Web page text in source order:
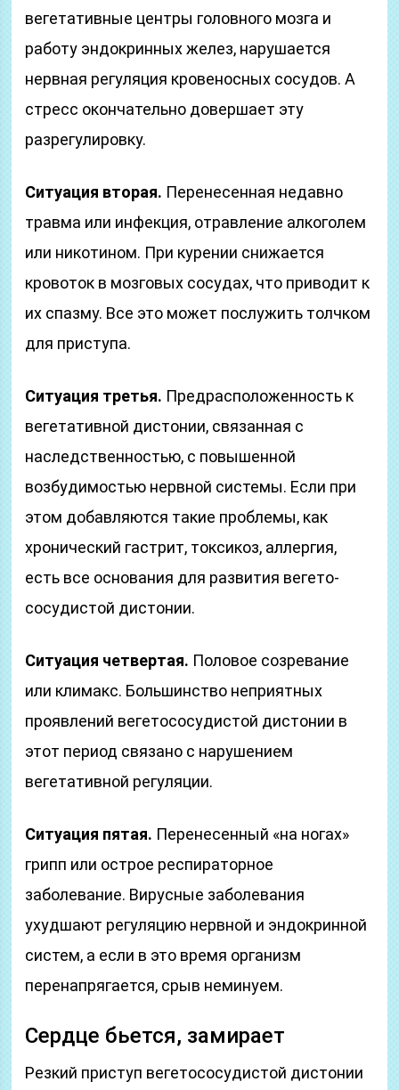
вегетативные центры головного мозга и
работу эндокринных желез, нарушается
нервная регуляция кровеносных сосудов. А
стресс окончательно довершает эту
разрегулировку.
Ситуация вторая. Перенесенная недавно
травма или инфекция, отравление алкоголем
или никотином. При курении снижается
кровоток в мозговых сосудах, что приводит к
их спазму. Все это может послужить толчком
для приступа.
Ситуация третья. Предрасположенность к
вегетативной дистонии, связанная с
наследственностью, с повышенной
возбудимостью нервной системы. Если при
этом добавляются такие проблемы, как
хронический гастрит, токсикоз, аллергия,
есть все основания для развития вегето-
сосудистой дистонии.
Ситуация четвертая. Половое созревание
или климакс. Большинство неприятных
проявлений вегетососудистой дистонии в
этот период связано с нарушением
вегетативной регуляции.
Ситуация пятая. Перенесенный «на ногах»
грипп или острое респираторное
заболевание. Вирусные заболевания
ухудшают регуляцию нервной и эндокринной
систем, а если в это время организм
перенапрягается, срыв неминуем.
Сердце бьется, замирает
Резкий приступ вегетососудистой дистонии